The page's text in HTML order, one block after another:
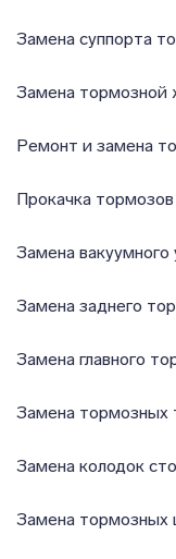
Замена суппорта
Замена тормозной
Ремонт и замена
Прокачка
Замена вакуумного
Замена заднего
Замена главного
Замена тормозных
Замена колодок
Замена тормозных